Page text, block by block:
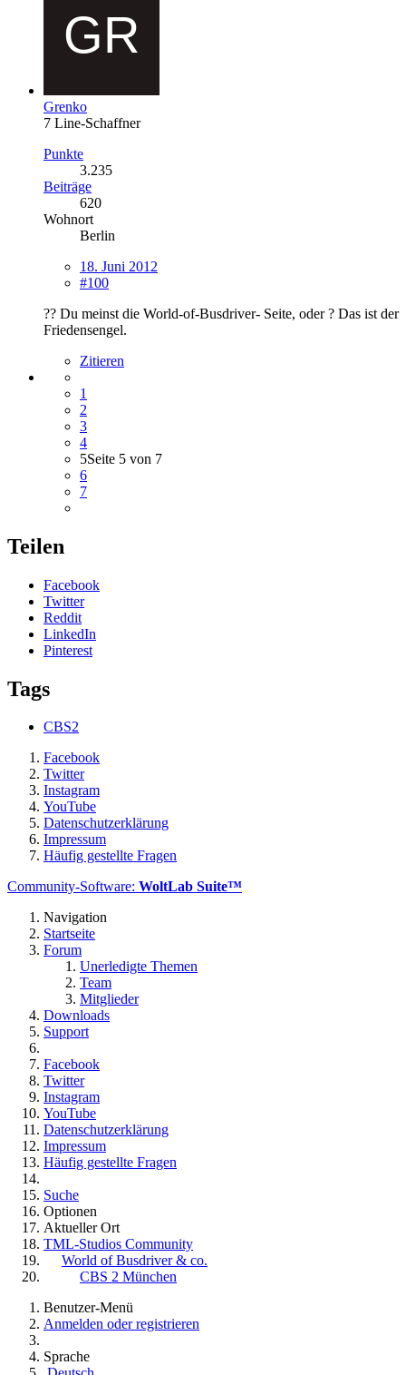
Grenko
7 Line-Schaffner
Punkte
3.235
Beiträge
620
Wohnort
Berlin
18. Juni 2012
#100
?? Du meinst die World-of-Busdriver- Seite, oder ? Das ist der
Friedensengel.
Zitieren
1
2
3
4
5Seite 5 von 7
6
7
Teilen
Facebook
Twitter
Reddit
LinkedIn
Pinterest
Tags
CBS2
Facebook
Twitter
Instagram
YouTube
Datenschutzerklärung
Impressum
Häufig gestellte Fragen
Community-Software: WoltLab Suite™
Navigation
Startseite
Forum
Unerledigte Themen
Team
Mitglieder
Downloads
Support
Facebook
Twitter
Instagram
YouTube
Datenschutzerklärung
Impressum
Häufig gestellte Fragen
Suche
Optionen
Aktueller Ort
TML-Studios Community
World of Busdriver & co.
CBS 2 München
Benutzer-Menü
Anmelden oder registrieren
Sprache